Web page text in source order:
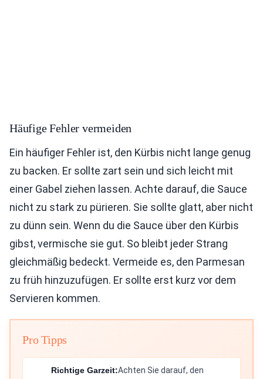
Häufige Fehler vermeiden
Ein häufiger Fehler ist, den Kürbis nicht lange genug
zu backen. Er sollte zart sein und sich leicht mit
einer Gabel ziehen lassen. Achte darauf, die Sauce
nicht zu stark zu pürieren. Sie sollte glatt, aber nicht
zu dünn sein. Wenn du die Sauce über den Kürbis
gibst, vermische sie gut. So bleibt jeder Strang
gleichmäßig bedeckt. Vermeide es, den Parmesan
zu früh hinzuzufügen. Er sollte erst kurz vor dem
Servieren kommen.
Pro Tipps
Richtige Garzeit:Achten Sie darauf, den